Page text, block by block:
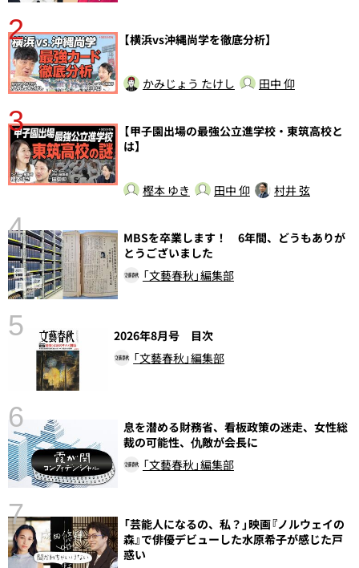
2 【横浜vs沖縄尚学を徹底分析】
かみじょう たけし 田中 仰
3
【甲子園出場の最強公立進学校・東筑高校と
は】
樫本 ゆき 田中 仰 村井 弦
4
MBSを卒業します！ 6年間、どうもありが
とうございました
「文藝春秋」編集部
5
2026年8月号 目次
「文藝春秋」編集部
6
息を潜める財務省、看板政策の迷走、女性総
裁の可能性、仇敵が会長に
「文藝春秋」編集部
7
「芸能人になるの、私？」映画『ノルウェイの
森』で俳優デビューした水原希子が感じた戸
惑い